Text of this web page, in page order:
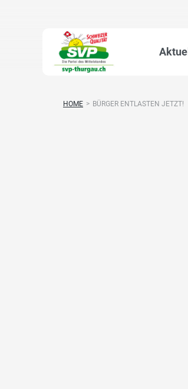
Aktuell
HOME > BÜRGER ENTLASTEN JETZT!